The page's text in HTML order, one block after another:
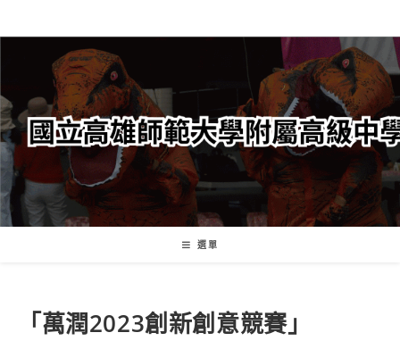
轉
要
內
容
選單
「萬潤2023創新創意競賽」